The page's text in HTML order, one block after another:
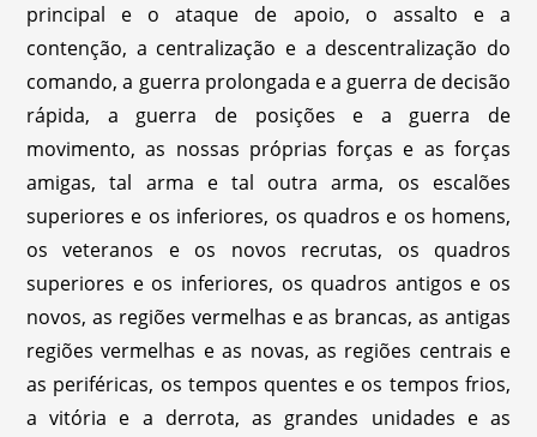
principal e o ataque de apoio, o assalto e a
contenção, a centralização e a descentralização do
comando, a guerra prolongada e a guerra de decisão
rápida, a guerra de posições e a guerra de
movimento, as nossas próprias forças e as forças
amigas, tal arma e tal outra arma, os escalões
superiores e os inferiores, os quadros e os homens,
os veteranos e os novos recrutas, os quadros
superiores e os inferiores, os quadros antigos e os
novos, as regiões vermelhas e as brancas, as antigas
regiões vermelhas e as novas, as regiões centrais e
as periféricas, os tempos quentes e os tempos frios,
a vitória e a derrota, as grandes unidades e as